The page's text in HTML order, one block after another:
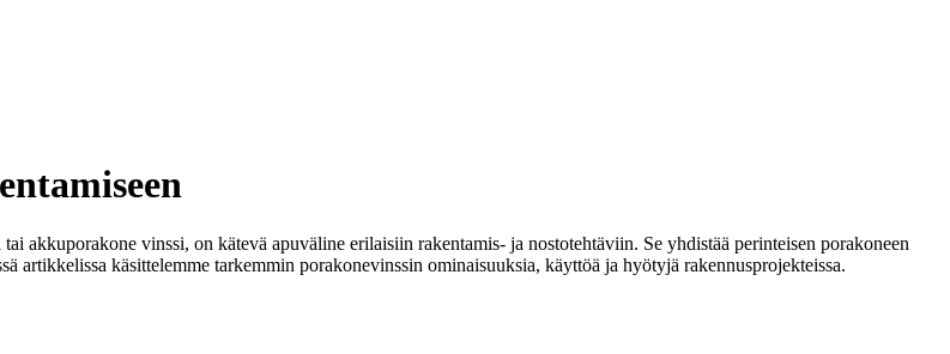
akkuporakone vinssi, on kätevä apuväline erilaisiin rakentamis- ja nostotehtäviin. Se yhdistää perinteisen porakoneen
artikkelissa käsittelemme tarkemmin porakonevinssin ominaisuuksia, käyttöä ja hyötyjä rakennusprojekteissa.